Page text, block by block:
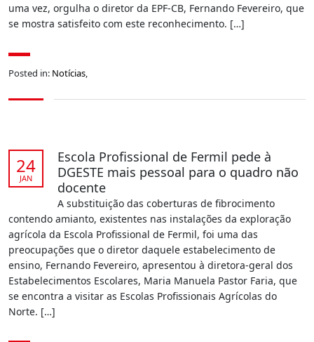
uma vez, orgulha o diretor da EPF-CB, Fernando Fevereiro, que
se mostra satisfeito com este reconhecimento. […]
Posted in: Notícias,
24
JAN
Escola Profissional de Fermil pede à
DGESTE mais pessoal para o quadro não
docente
A substituição das coberturas de fibrocimento
contendo amianto, existentes nas instalações da exploração
agrícola da Escola Profissional de Fermil, foi uma das
preocupações que o diretor daquele estabelecimento de
ensino, Fernando Fevereiro, apresentou à diretora-geral dos
Estabelecimentos Escolares, Maria Manuela Pastor Faria, que
se encontra a visitar as Escolas Profissionais Agrícolas do
Norte. […]